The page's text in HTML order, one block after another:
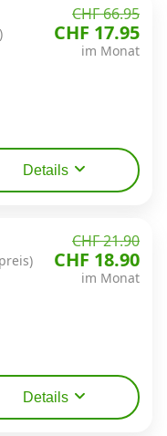
CHF 66.95
CHF 17.95
im Monat
Details
CHF 21.90
CHF 18.90
im Monat
Details